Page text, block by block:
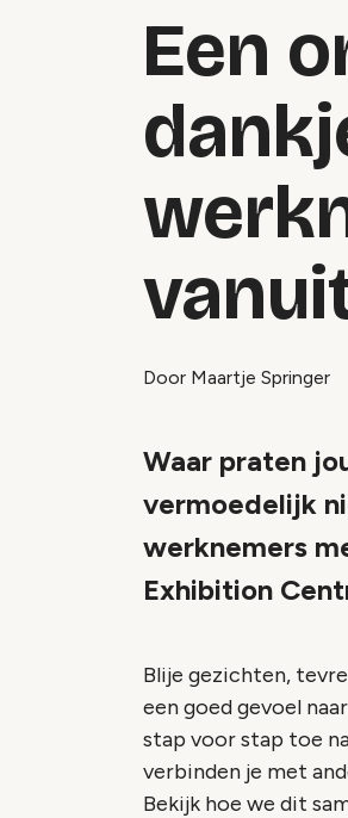
Een
Door Maartje Springer
Waar praten
vermoedelijk
werknemers
Exhibition
Blije gezichten,
een goed gevoel
stap voor stap toe
verbinden je met
Bekijk hoe we dit